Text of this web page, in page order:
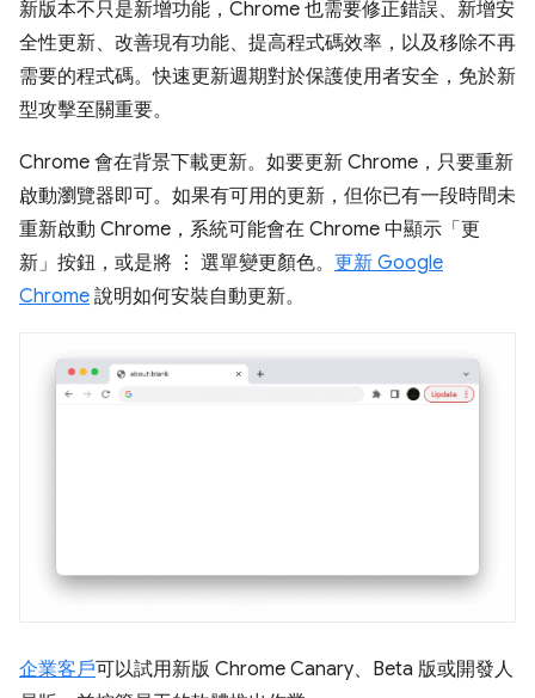
新版本不只是新增功能，Chrome 也需要修正錯誤、新增安
全性更新、改善現有功能、提高程式碼效率，以及移除不再
需要的程式碼。快速更新週期對於保護使用者安全，免於新
型攻擊至關重要。
Chrome 會在背景下載更新。如要更新 Chrome，只要重新
啟動瀏覽器即可。如果有可用的更新，但你已有一段時間未
重新啟動 Chrome，系統可能會在 Chrome 中顯示「更
新」按鈕，或是將 ⋮ 選單變更顏色。 更新 Google
Chrome 說明如何安裝自動更新。
企業客戶可以試用新版 Chrome Canary、Beta 版或開發人